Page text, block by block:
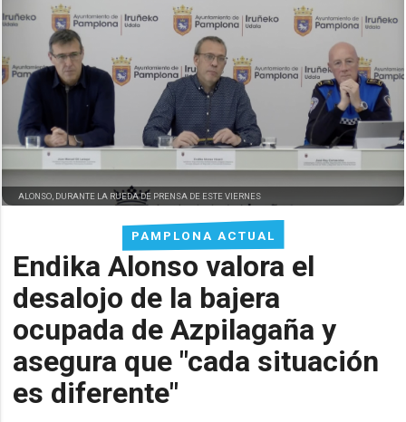
PAMPLONA ACTUAL
Endika Alonso valora el
desalojo de la bajera
ocupada de Azpilagaña y
asegura que "cada situación
es diferente"
ALONSO, DURANTE LA RUEDA DE PRENSA DE ESTE VIERNES